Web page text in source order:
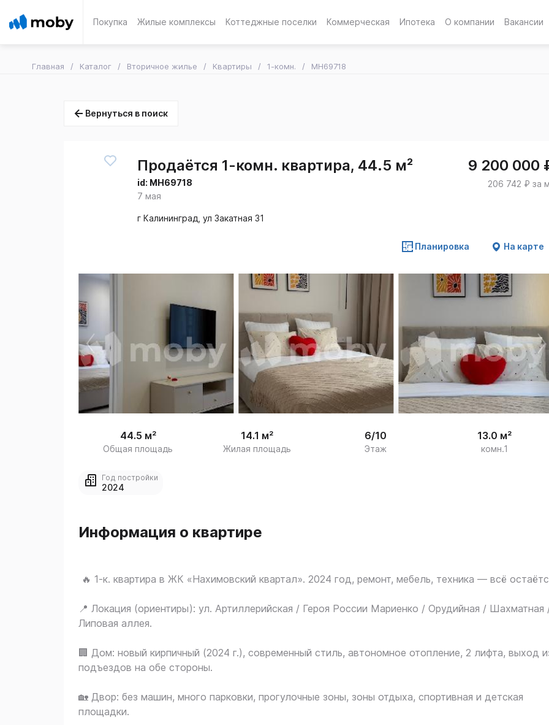
Покупка Жилые комплексы Коттеджные поселки Коммерческая Ипотека О компании Вакансии
Главная Каталог Вторичное жилье Квартиры 1-комн. MH69718
Вернуться в поиск
Продаётся 1-комн. квартира, 44.5 м²
id: MH69718
7 мая
9 200 000
206 742 ₽ за
г Калининград, ул Закатная 31
Планировка На карте
1 9
44.5 м²
Общая площадь
14.1 м²
Жилая площадь
6/10
Этаж
13.0 м²
комн.1
Год постройки
2024
Информация о квартире
🔥 1‑к. квартира в ЖК «Нахимовский квартал». 2024 год, ремонт, мебель, техника — всё
📍 Локация (ориентиры): ул. Артиллерийская / Героя России Мариенко / Орудийная / Шахматная
Липовая аллея.
🏢 Дом: новый кирпичный (2024 г.), современный стиль, автономное отопление, 2 лифта, выход
подъездов на обе стороны.
🏡 Двор: без машин, много парковки, прогулочные зоны, зоны отдыха, спортивная и детская
площадки.